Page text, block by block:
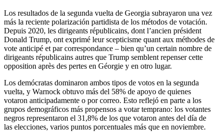
Los resultados de la segunda vuelta de Georgia subrayaron una vez
más la reciente polarización partidista de los métodos de votación.
Depuis 2020, les dirigeants républicains, dont l’ancien président
Donald Trump, ont exprimé leur scepticisme quant aux méthodes de
vote anticipé et par correspondance – bien qu’un certain nombre de
dirigeants républicains autres que Trump semblent repenser cette
opposition après des pertes en Géorgie y en otro lugar.
Los demócratas dominaron ambos tipos de votos en la segunda
vuelta, y Warnock obtuvo más del 58% de apoyo de quienes
votaron anticipadamente o por correo. Esto reflejó en parte a los
grupos demográficos más propensos a votar temprano: los votantes
negros representaron el 31,8% de los que votaron antes del día de
las elecciones, varios puntos porcentuales más que en noviembre.